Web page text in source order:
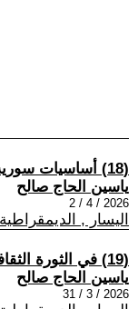
(18) أساسيات سورية: متى يكون احتكار العنف شرعياً؟
ياسين الحاج صالح
2026 / 4 / 2
اليسار ,
(19) في الثورة الثقافية: مناقشة لتصور عبد الله العروي
ياسين الحاج صالح
2026 / 3 / 31